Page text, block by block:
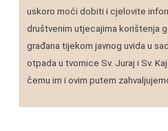
uskoro moći dobiti i cjelovite
društvenim utjecajima korištenja
građana tijekom javnog uvida u
otpada u tvornice Sv. Juraj i Sv.
čemu im i ovim putem